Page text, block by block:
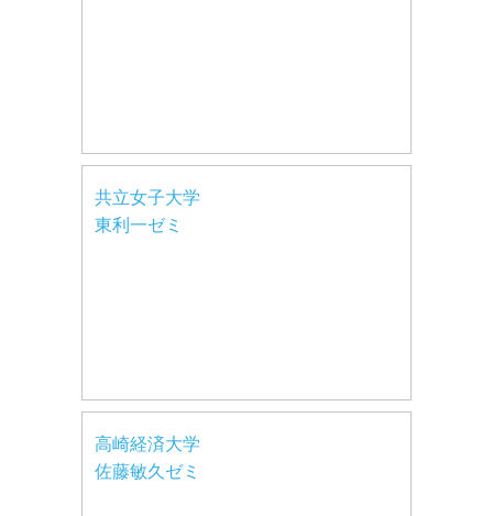
共立女子大学
東利一ゼミ
高崎経済大学
佐藤敏久ゼミ